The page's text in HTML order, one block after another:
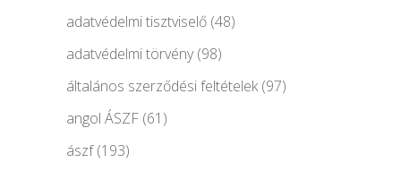
adatvédelmi tisztviselő (48)
adatvédelmi törvény(98)
általános szerződési feltételek(97)
angol ÁSZF (61)
ászf(193)